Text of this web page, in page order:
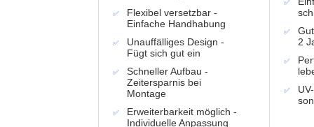
Flexibel versetzbar -
Einfache Handhabung
Unauffälliges Design -
Fügt sich gut ein
Schneller Aufbau -
Zeitersparnis bei
Montage
Erweiterbarkeit möglich -
Individuelle Anpassung
2